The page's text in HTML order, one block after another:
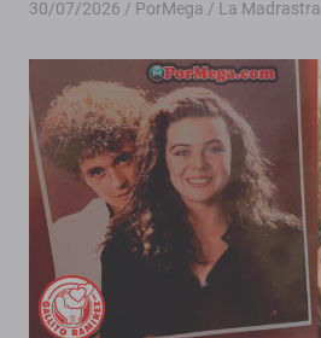
30/07/2026 PorMega La Madrastra